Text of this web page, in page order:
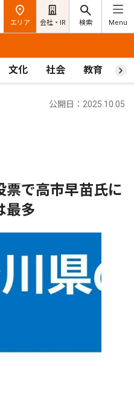
エリア 会社・IR 検索 Menu
文化 社会 教育 ス
公開日：2025.10.05
票で高市早苗氏に
最多